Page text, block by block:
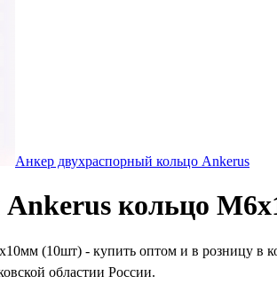
Анкер двухраспорный кольцо Ankerus
кольцо
(10шт) - купить оптом и в розницу
областии России.